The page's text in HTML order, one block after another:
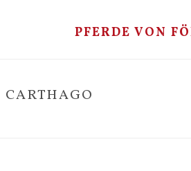
PFERDE VON